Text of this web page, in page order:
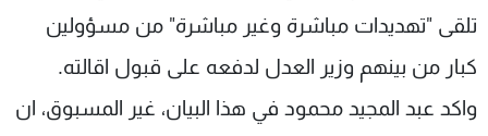
تلقى "تهديدات مباشرة وغير مباشرة" من مسؤولين
كبار من بينهم وزير العدل لدفعه على قبول اقالته.
واكد عبد المجيد محمود في هذا البيان، غير المسبوق، ان